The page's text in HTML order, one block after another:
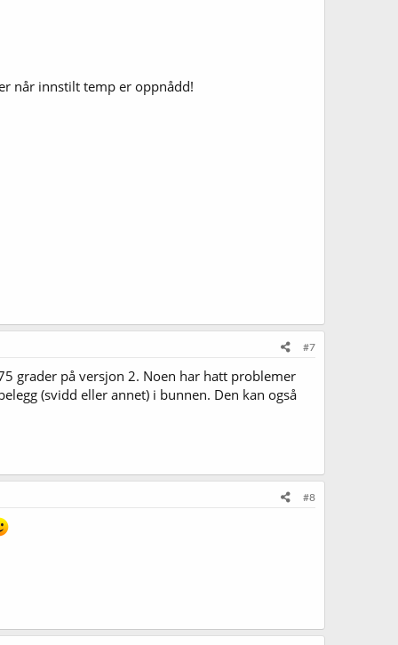
når innstilt temp er oppnådd!
#7
grader på versjon 2. Noen har hatt problemer
(svidd eller annet) i bunnen. Den kan også
#8